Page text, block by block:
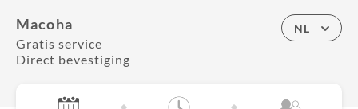
Macoha
Gratis service
Direct bevestiging
NL